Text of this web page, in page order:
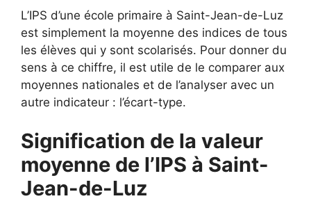
L’IPS d’une école primaire à Saint-Jean-de-Luz
est simplement la moyenne des indices de tous
les élèves qui y sont scolarisés. Pour donner du
sens à ce chiffre, il est utile de le comparer aux
moyennes nationales et de l’analyser avec un
autre indicateur : l’écart-type.
Signification de la valeur
moyenne de l’IPS à Saint-
Jean-de-Luz